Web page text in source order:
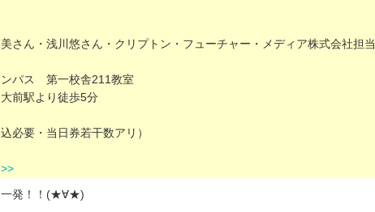
さん・浅川悠さん・クリプトン・フューチャー・メディア株式会社担当
パス 第一校舎211教室
前駅より徒歩5分
必要・当日券若干数アリ）
一発！！(★∀★)